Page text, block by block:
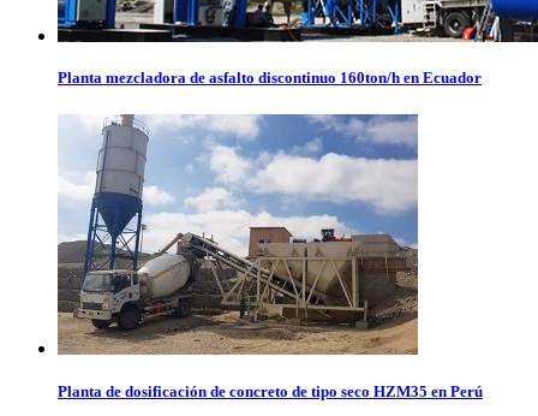
Planta mezcladora de asfalto discontinuo 160ton/h en Ecuador
Planta de dosificación de concreto de tipo seco HZM35 en Perú